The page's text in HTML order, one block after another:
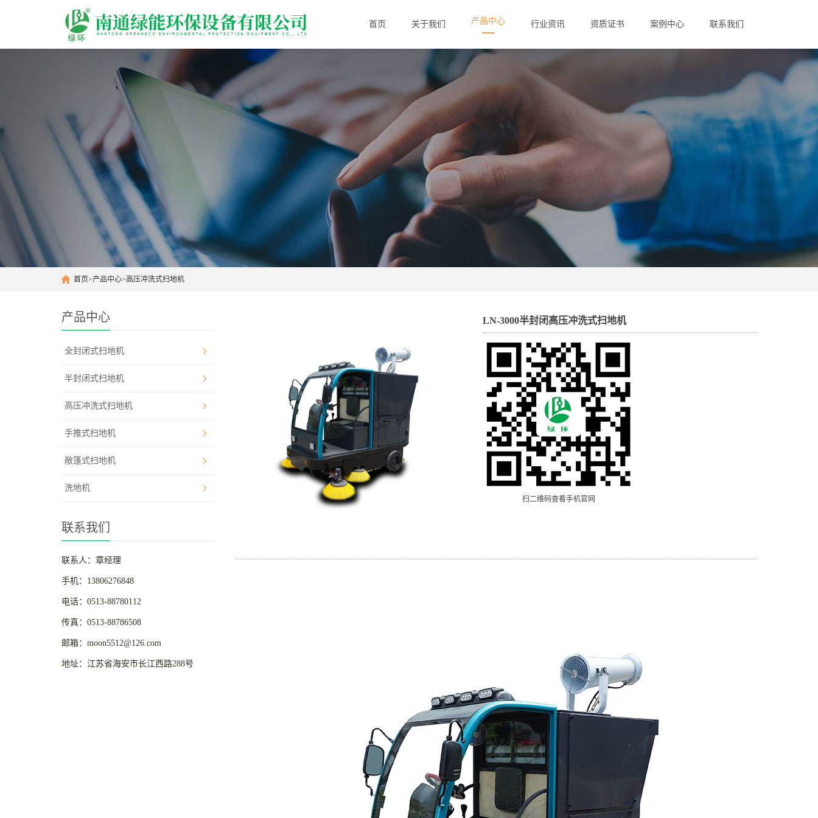
首页 关于我们 产品中心 行业资讯 资质证书 案例中心 联系我们
首页>产品中心>高压冲洗式扫地机
产品中心
全封闭式扫地机
半封闭式扫地机
高压冲洗式扫地机
手推式扫地机
敞篷式扫地机
洗地机
联系我们
联系人：章经理
手机：13806276848
电话：0513-88780112
传真：0513-88786508
邮箱：moon5512@126.com
地址：江苏省海安市长江西路288号
LN-3000半封闭高压冲洗式扫地机
扫二维码查看手机官网